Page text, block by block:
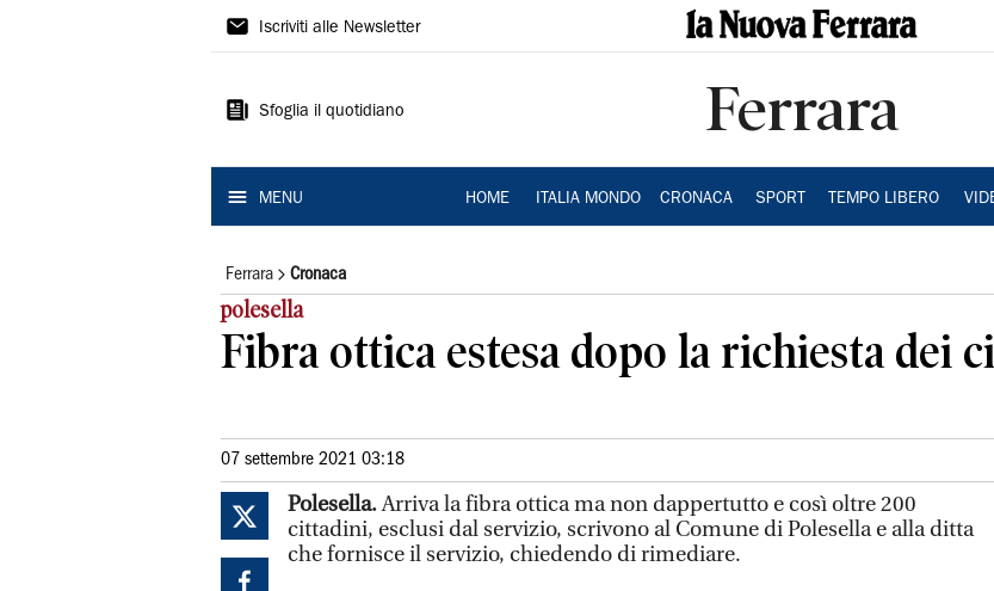
La
Ferrara
Iscriviti alle Newsletter
Sfoglia il quotidiano Ferrara
MENU HOME ITALIA MONDO CRONACA SPORT TEMPO LIBERO
Ferrara Cronaca
polesella
Fibra ottica estesa dopo la richiesta dei
07 settembre 2021 03:18
Polesella.Arriva la fibra ottica ma non dappertutto e così oltre 200
cittadini, esclusi dal servizio, scrivono al Comune di Polesella e alla ditta
che fornisce il servizio, chiedendo di rimediare.